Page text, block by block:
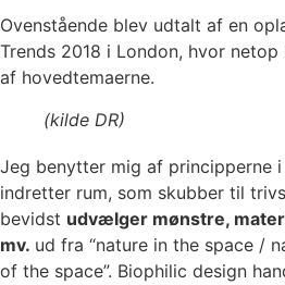
Ovenstående blev udtalt af en
Trends 2018 i London, hvor
af hovedtemaerne.
(kilde DR)
Jeg benytter mig af principperne i
indretter rum, som skubber til
bevidst udvælger mønstre,
mv. ud fra “nature in the space /
of the space”. Biophilic design